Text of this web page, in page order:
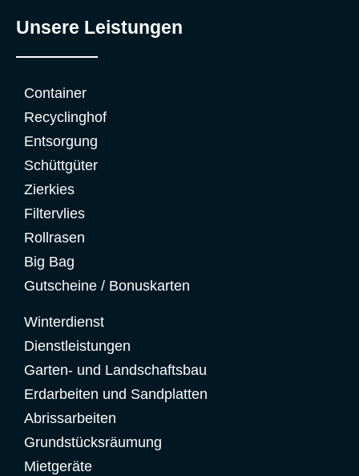
Unsere Leistungen
Container
Recyclinghof
Entsorgung
Schüttgüter
Zierkies
Filtervlies
Rollrasen
Big Bag
Gutscheine / Bonuskarten
Winterdienst
Dienstleistungen
Garten- und Landschaftsbau
Erdarbeiten und Sandplatten
Abrissarbeiten
Grundstücksräumung
Mietgeräte